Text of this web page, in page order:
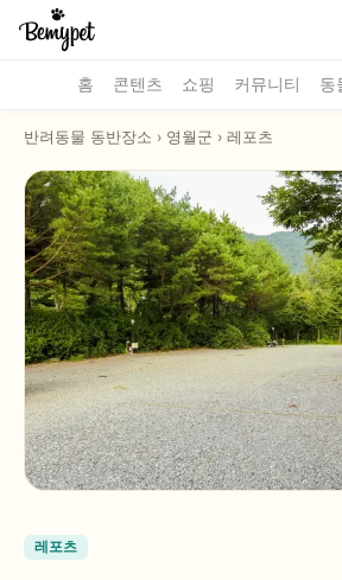
홈 콘텐츠 쇼핑 커뮤니티 동
반려동물 동반장소 › 영월군 › 레포츠
레포츠